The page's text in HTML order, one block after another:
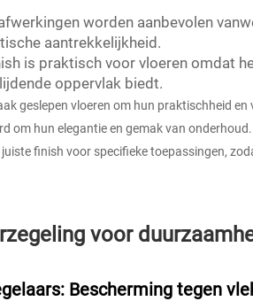
worden aanbevolen
aantrekkelijkheid.
is praktisch voor vloeren omdat
oppervlak biedt.
geslepen vloeren om hun praktischheid
om hun elegantie en gemak van
finish voor specifieke toepassingen,
voor
Bescherming tegen